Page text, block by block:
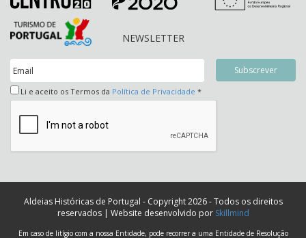
NEWSLETTER
Li e aceito os Termos da Política de Privacidade *
Aldeias Históricas de Portugal - Copyright 2026 - Todos os direitos
reservados | Website desenvolvido por Skillmind
Em caso de litígio com a nossa Entidade, pode recorrer a uma Entidade de Resolução